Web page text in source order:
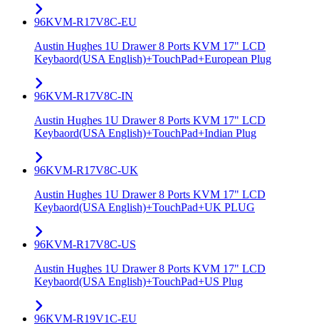
96KVM-R17V8C-EU
Austin Hughes 1U Drawer 8 Ports KVM 17" LCD
Keybaord(USA English)+TouchPad+European Plug
96KVM-R17V8C-IN
Austin Hughes 1U Drawer 8 Ports KVM 17" LCD
Keybaord(USA English)+TouchPad+Indian Plug
96KVM-R17V8C-UK
Austin Hughes 1U Drawer 8 Ports KVM 17" LCD
Keybaord(USA English)+TouchPad+UK PLUG
96KVM-R17V8C-US
Austin Hughes 1U Drawer 8 Ports KVM 17" LCD
Keybaord(USA English)+TouchPad+US Plug
96KVM-R19V1C-EU